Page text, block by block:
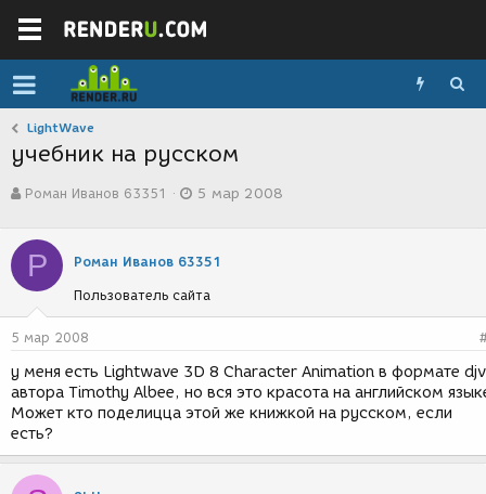
LightWave
учебник на русском
в
о
р
т
е
м
ы
Роман Иванов 63351
а
с
з
д
и
я
5 мар 2008
Р Роман Иванов 63351
Пользователь сайта
5 мар 2008
у меня есть Lightwave 3D 8 Character Animation в формате
автора Timothy Albee, но вся это красота на английском
Может кто поделицца этой же книжкой на русском, если
есть?